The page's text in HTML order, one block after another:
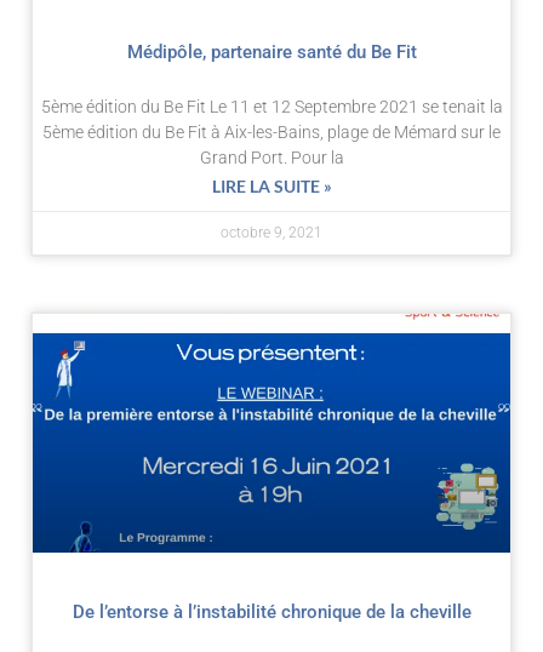
Médipôle, partenaire santé du Be Fit
5ème édition du Be Fit Le 11 et 12 Septembre 2021 se tenait la
5ème édition du Be Fit à Aix-les-Bains, plage de Mémard sur le
Grand Port. Pour la
LIRE LA SUITE »
octobre 9, 2021
De l’entorse à l’instabilité chronique de la cheville